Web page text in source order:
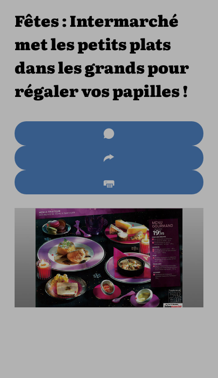
Fêtes : Intermarché
met les petits plats
dans les grands pour
régaler vos papilles !